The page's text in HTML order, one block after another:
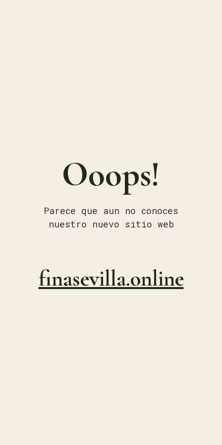
Ooops!
Parece que aun no conoces
nuestro nuevo sitio web
finasevilla.online